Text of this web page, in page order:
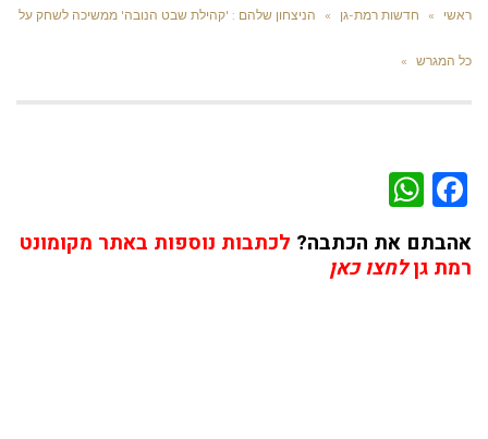
ראשי » חדשות רמת-גן » הניצחון שלהם : 'קהילת שבט הנובה' ממשיכה לשחק על
כל המגרש »
Facebook
אהבתם את הכתבה? לכתבות נוספות באתר מקומונט
רמת גןלחצו כאן